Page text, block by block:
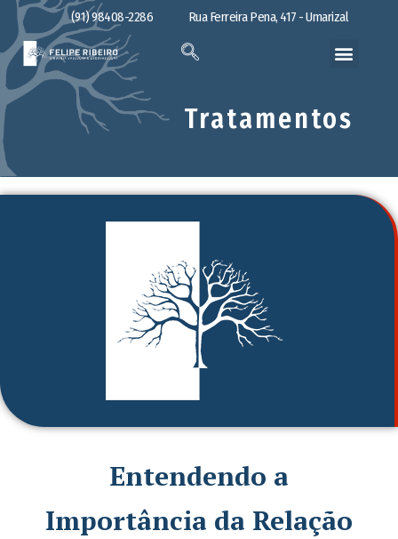
(91) 98408-2286 Rua Ferreira Pena, 417 - Umarizal
Tratamentos
Entendendo a
Importância da Relação